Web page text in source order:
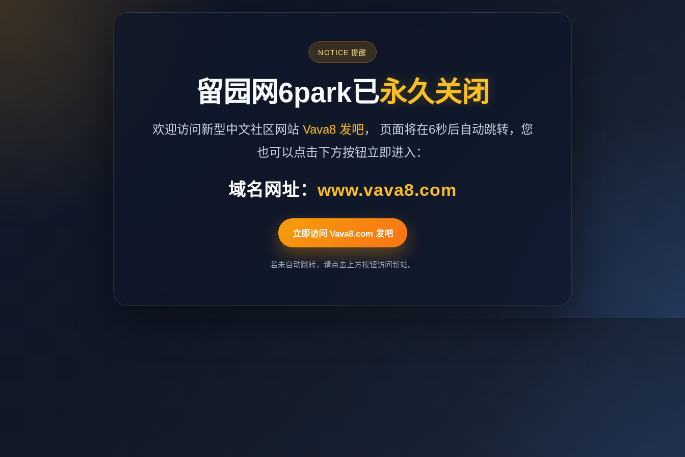
NOTICE 提醒
留园网6park已永久关闭
欢迎访问新型中文社区网站 Vava8 发吧， 页面将在6秒后自动跳转，您
也可以点击下方按钮立即进入：
域名网址： www.vava8.com
立即访问 Vava8.com 发吧
若未自动跳转，请点击上方按钮访问新站。